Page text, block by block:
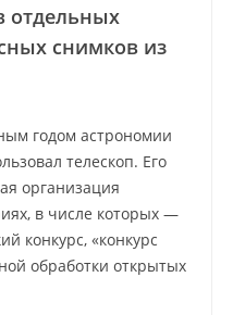
отдельных
снимков из
годом астрономии
телескоп. Его
организация
в числе которых —
конкурс, «конкурс
обработки открытых